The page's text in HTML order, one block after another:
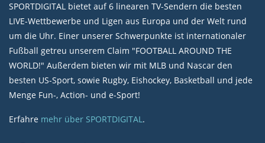
SPORTDIGITAL bietet auf 6 linearen TV-Sendern die besten
LIVE-Wettbewerbe und Ligen aus Europa und der Welt rund
um die Uhr. Einer unserer Schwerpunkte ist internationaler
Fußball getreu unserem Claim "FOOTBALL AROUND THE
WORLD!" Außerdem bieten wir mit MLB und Nascar den
besten US-Sport, sowie Rugby, Eishockey, Basketball und jede
Menge Fun-, Action- und e-Sport!
Erfahre mehr über SPORTDIGITAL.